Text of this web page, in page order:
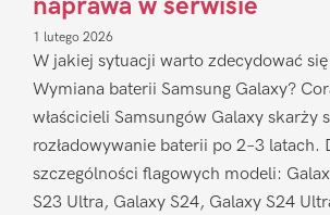
naprawa w serwisie
1 lutego 2026
W jakiej sytuacji warto zdecydować się
Wymiana baterii Samsung Galaxy?
właścicieli Samsungów Galaxy skarży
rozładowywanie baterii po 2–3 latach.
szczególności flagowych modeli:
S23 Ultra, Galaxy S24, Galaxy S24